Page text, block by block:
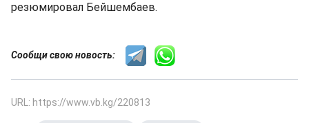
резюмировал Бейшембаев.
Сообщи свою новость:
URL: https://www.vb.kg/220813